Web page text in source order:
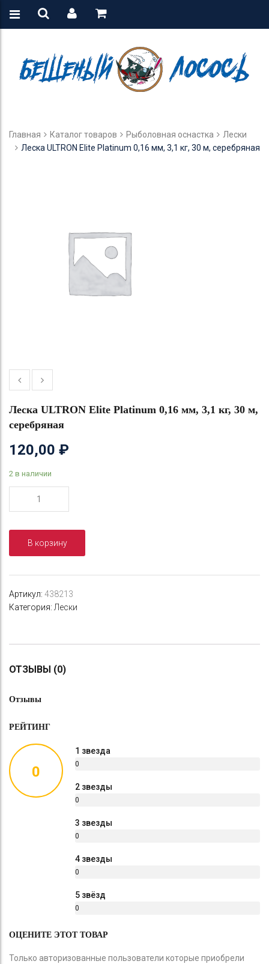
Главная Каталог товаров Рыболовная оснастка
Лески
Леска ULTRON Elite Platinum 0,16 мм, 3,1 кг, 30 м, серебряная
Леска ULTRON Elite Platinum 0,16 мм, 3,1 кг, 30 м,
серебряная
120,00 ₽
2 в наличии
ULTRON
Platinum
3,1
кг,
В корзину
Артикул: 438213
Категория: Лески
ОТЗЫВЫ (0)
Отзывы
РЕЙТИНГ
0
1 звезда
0
2 звезды
0
3 звезды
0
4 звезды
0
5 звёзд
0
ОЦЕНИТЕ ЭТОТ ТОВАР
Только авторизованные пользователи которые приобрели